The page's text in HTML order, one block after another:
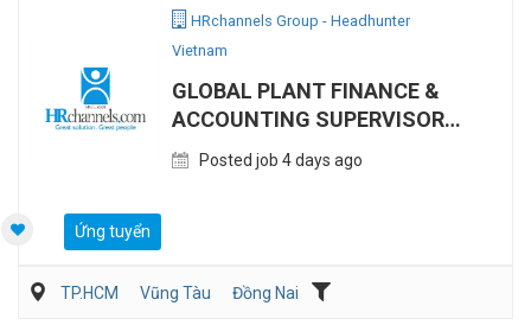
HRchannels Group - Headhunter
Vietnam
GLOBAL PLANT FINANCE &
ACCOUNTING SUPERVISOR
(MANUFACTURING)
Posted job 4 days ago
Ứng tuyển
TP.HCM Vũng Tàu
Đồng Nai